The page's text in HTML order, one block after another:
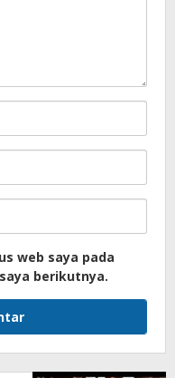
web saya pada
berikutnya.